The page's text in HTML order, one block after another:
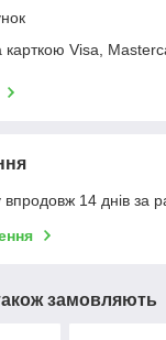
Visa,
14 днів за
замовляють